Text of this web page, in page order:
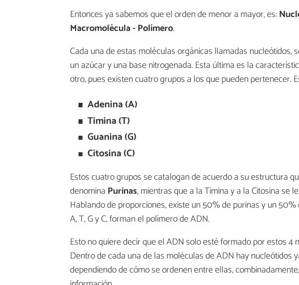
Entonces ya sabemos que el orden de menor a mayor, es:
Macromolécula - Polímero.
Cada una de estas moléculas orgánicas llamadas nucleótidos,
un azúcar y una base nitrogenada. Esta última es la
otro, pues existen cuatro grupos a los que pueden pertenecer.
Adenina (A)
Timina (T)
Guanina (G)
Citosina (C)
Estos cuatro grupos se catalogan de acuerdo a su estructura
denomina Purinas, mientras que a la Timina y a la Citosina se
Hablando de proporciones, existe un 50% de purinas y un
A, T, G y C, forman el polímero de ADN.
Esto no quiere decir que el ADN solo esté formado por estos 4
Dentro de cada una de las moléculas de ADN hay nucleótidos
dependiendo de cómo se ordenen entre ellas,